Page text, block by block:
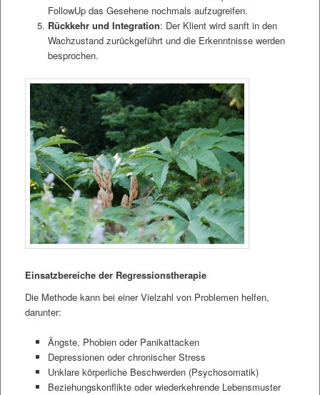
FollowUp das Gesehene nochmals aufzugreifen.
Rückkehr und Integration: Der Klient wird sanft in den
Wachzustand zurückgeführt und die Erkenntnisse werden
besprochen.
Einsatzbereiche der Regressionstherapie
Die Methode kann bei einer Vielzahl von Problemen helfen,
darunter:
Ängste, Phobien oder Panikattacken
Depressionen oder chronischer Stress
Unklare körperliche Beschwerden (Psychosomatik)
Beziehungskonflikte oder wiederkehrende Lebensmuster